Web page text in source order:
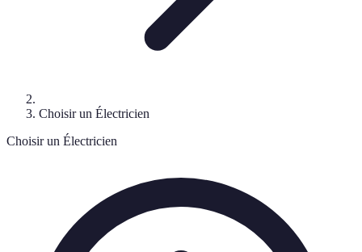
Choisir un Électricien
Choisir un Électricien